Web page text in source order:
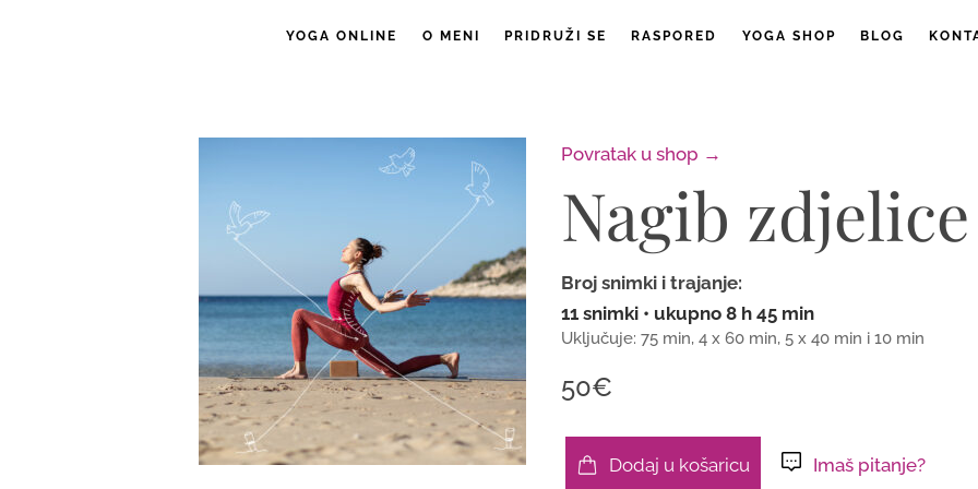
YOGA ONLINE O MENI PRIDRUŽI SE RASPORED YOGA SHOP BLOG
Povratak u shop →
Nagib zdjelice
Broj snimki i trajanje:
11 snimki • ukupno 8 h 45 min
Uključuje: 75 min, 4 x 60 min, 5 x 40 min i 10 min
50€
Dodaj u košaricu Imaš pitanje?